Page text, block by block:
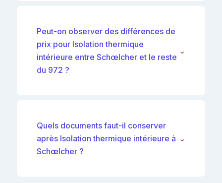
Peut-on observer des différences de
prix pour Isolation thermique
intérieure entre Schœlcher et le reste
du 972 ?
⌄
Quels documents faut-il conserver
après Isolation thermique intérieure à
Schœlcher ?
⌄